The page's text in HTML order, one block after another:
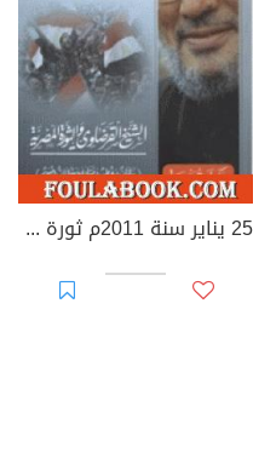
25 يناير سنة 2011م ثورة شعب